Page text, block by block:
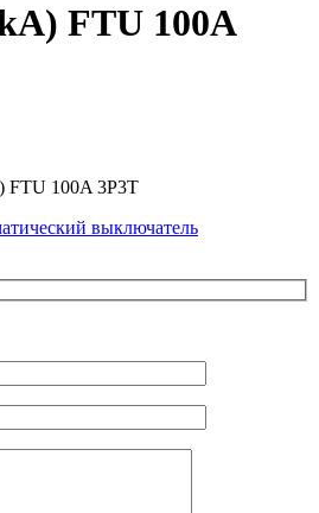
FTU 100A
FTU 100A 3P3T
выключатель